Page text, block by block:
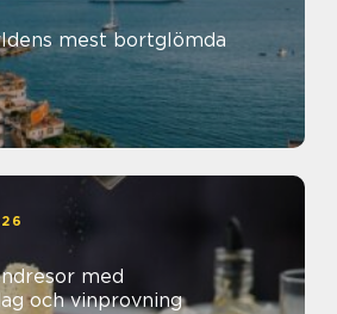
mest bortglömda
med
och vinprovning